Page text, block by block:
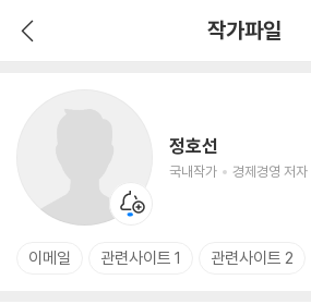
작가파일
정호선
국내작가 경제경영 저자
경제경영 저자
이메일 관련사이트 1 관련사이트 2